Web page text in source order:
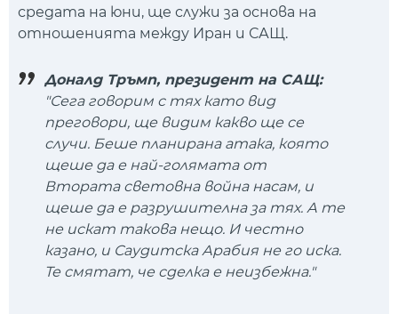
средата на юни, ще служи за основа на
отношенията между Иран и САЩ.
Доналд Тръмп, президент на САЩ:
"Сега говорим с тях като вид
преговори, ще видим какво ще се
случи. Беше планирана атака, която
щеше да е най-голямата от
Втората световна война насам, и
щеше да е разрушителна за тях. А те
не искат такова нещо. И честно
казано, и Саудитска Арабия не го иска.
Те смятат, че сделка е неизбежна."